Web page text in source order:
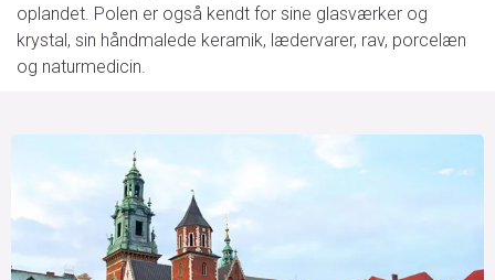
oplandet. Polen er også kendt for sine glasværker og
krystal, sin håndmalede keramik, lædervarer, rav, porcelæn
og naturmedicin.